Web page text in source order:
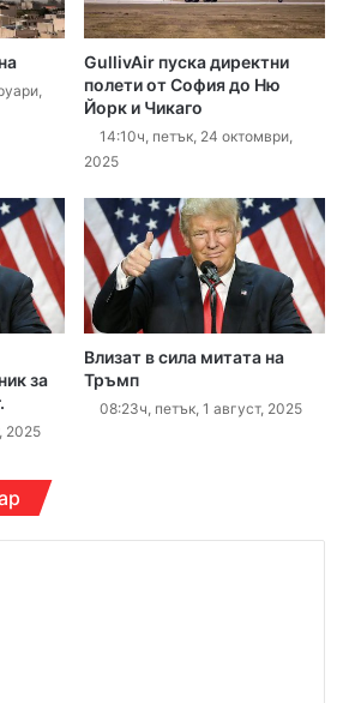
GullivAir пуска директни
полети от София до Ню
Йорк и Чикаго
14:10ч, петък, 24 октомври,
2025
за
2025
Влизат в сила митата на
Тръмп
08:23ч, петък, 1 август, 2025